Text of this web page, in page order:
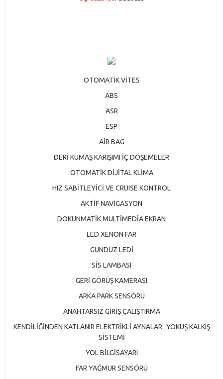
OTOMATİK VİTES
ABS
ASR
ESP
AİR BAG
DERİ KUMAŞ KARIŞIMI İÇ DÖŞEMELER
OTOMATİK DİJİTAL KLİMA
HIZ SABİTLEYİCİ VE CRUISE KONTROL
AKTİF NAVİGASYON
DOKUNMATİK MULTİMEDİA EKRAN
LED XENON FAR
GÜNDÜZ LEDİ
SİS LAMBASI
GERİ GÖRÜŞ KAMERASI
ARKA PARK SENSÖRÜ
ANAHTARSIZ GİRİŞ ÇALIŞTIRMA
KENDİLİĞİNDEN KATLANIR ELEKTRİKLİ AYNALAR YOKUŞ KALKIŞ
SİSTEMİ
YOL BİLGİSAYARI
FAR YAĞMUR SENSÖRÜ